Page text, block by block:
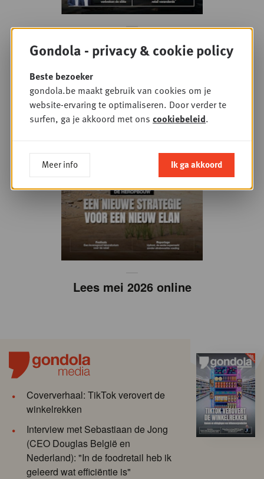
Lees juni 2026 online
Lees mei 2026 online
Coververhaal: TikTok verovert de
winkelrekken
Interview met Sebastiaan de Jong
(CEO Douglas België en
Nederland): "In de foodretail heb ik
geleerd wat efficiëntie is"
Gondola - privacy & cookie policy
Beste bezoeker
gondola.be maakt gebruik van cookies om je
website-ervaring te optimaliseren. Door verder te
surfen, ga je akkoord met ons cookiebeleid.
Meer info Ik ga akkoord